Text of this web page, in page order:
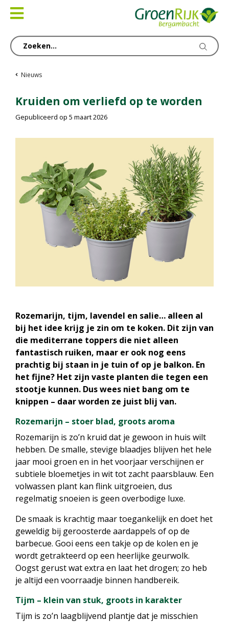
naar
Nieuws
Kruiden om verliefd op te worden
Gepubliceerd op 5 maart 2026
Rozemarijn, tijm, lavendel en salie… alleen al
bij het idee krijg je zin om te koken. Dit zijn van
die mediterrane toppers die niet alleen
fantastisch ruiken, maar er ook nog eens
prachtig bij staan in je tuin of op je balkon. En
het fijne? Het zijn vaste planten die tegen een
stootje kunnen. Dus wees niet bang om te
knippen – daar worden ze juist blij van.
Rozemarijn – stoer blad, groots aroma
Rozemarijn is zo’n kruid dat je gewoon in huis wilt
hebben. De smalle, stevige blaadjes blijven het hele
jaar mooi groen en in het voorjaar verschijnen er
subtiele bloemetjes in wit tot zacht paarsblauw. Een
volwassen plant kan flink uitgroeien, dus
regelmatig snoeien is geen overbodige luxe.
De smaak is krachtig maar toegankelijk en doet het
geweldig bij geroosterde aardappels of op de
barbecue. Gooi eens een takje op de kolen en je
wordt getrakteerd op een heerlijke geurwolk.
Oogst gerust wat extra en laat het drogen; zo heb
je altijd een voorraadje binnen handbereik.
Tijm – klein van stuk, groots in karakter
Tijm is zo’n laagblijvend plantje dat je misschien